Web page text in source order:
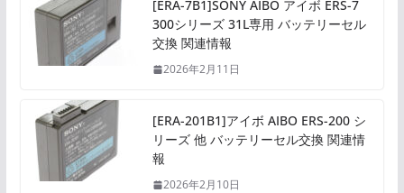
[ERA-7B1]SONY AIBO アイボ ERS-7
300シリーズ 31L専用 バッテリーセル
交換 関連情報
2026年2月11日
[ERA-201B1]アイボ AIBO ERS-200 シ
リーズ 他 バッテリーセル交換 関連情
報
2026年2月10日